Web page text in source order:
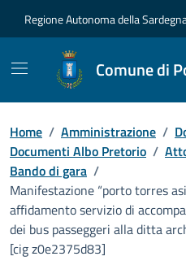
Regione Autonoma della
Comune di
Home / Amministrazione /
Documenti Albo Pretorio /
Bando di gara /
Manifestazione “porto torres
affidamento servizio di
dei bus passeggeri alla ditta
[cig z0e2375d83]